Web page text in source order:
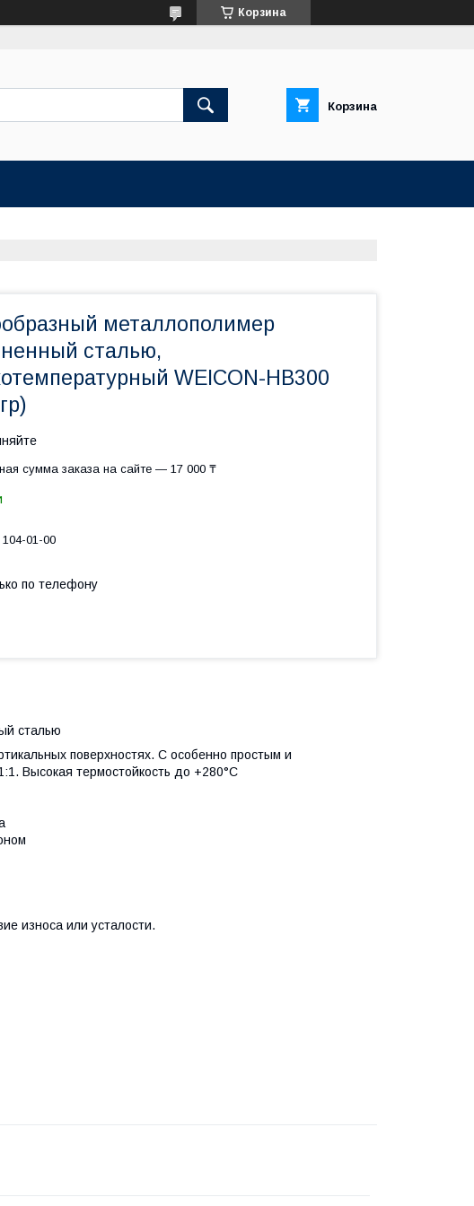
Корзина
Корзина
металлополимер
сталью,
WEICON-НВ300
сумма заказа на сайте — 17 000 ₸
01-00
по телефону
сталью
поверхностях. С особенно простым и
Высокая термостойкость до +280°С
износа или усталости.